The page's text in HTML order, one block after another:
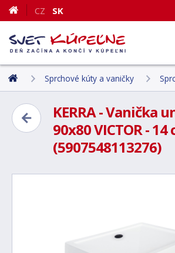
CZ SK
Sprchové kúty a vaničky
KERRA - Vanička
90x80 VICTOR - 14
(5907548113276)